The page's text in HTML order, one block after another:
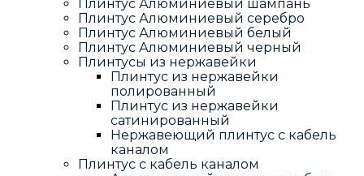
Плинтус Алюминиевый шампань
Плинтус Алюминиевый серебро
Плинтус Алюминиевый белый
Плинтус Алюминиевый черный
Плинтусы из нержавейки
Плинтус из нержавейки
полированный
Плинтус из нержавейки
сатинированный
Нержавеющий плинтус с кабель
каналом
Плинтус с кабель каналом